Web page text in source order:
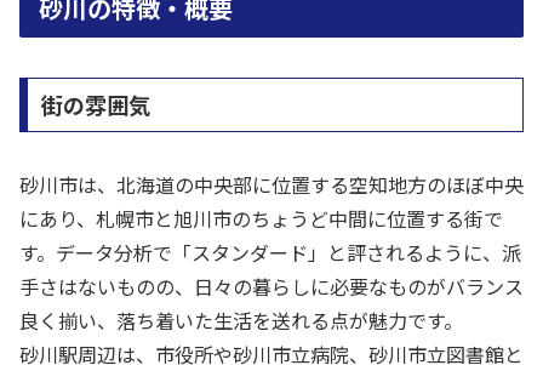
砂川の特徴・概要
街の雰囲気
砂川市は、北海道の中央部に位置する空知地方のほぼ中央
にあり、札幌市と旭川市のちょうど中間に位置する街で
す。データ分析で「スタンダード」と評されるように、派
手さはないものの、日々の暮らしに必要なものがバランス
良く揃い、落ち着いた生活を送れる点が魅力です。
砂川駅周辺は、市役所や砂川市立病院、砂川市立図書館と